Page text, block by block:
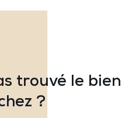
trouvé le bien
?